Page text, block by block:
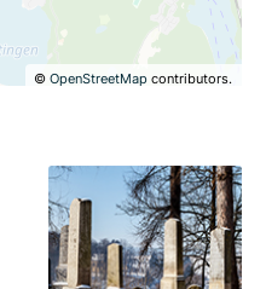
©OpenStreetMap contributors.